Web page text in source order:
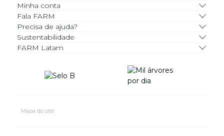
Minha conta
Fala FARM
Precisa de ajuda?
Sustentabilidade
FARM Latam
Mapa do site